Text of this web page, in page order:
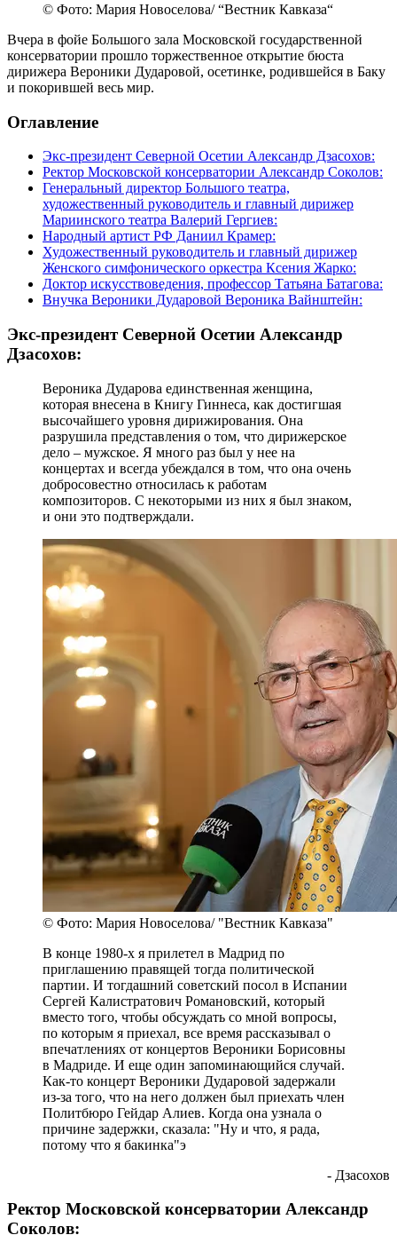
© Фото: Мария Новоселова/ “Вестник Кавказа“
Вчера в фойе Большого зала Московской государственной
консерватории прошло торжественное открытие бюста
дирижера Вероники Дударовой, осетинке, родившейся в Баку
и покорившей весь мир.
Оглавление
Экс-президент Северной Осетии Александр Дзасохов:
Ректор Московской консерватории Александр Соколов:
Генеральный директор Большого театра,
художественный руководитель и главный дирижер
Мариинского театра Валерий Гергиев:
Народный артист РФ Даниил Крамер:
Художественный руководитель и главный дирижер
Женского симфонического оркестра Ксения Жарко:
Доктор искусствоведения, профессор Татьяна Батагова:
Внучка Вероники Дударовой Вероника Вайнштейн:
Экс-президент Северной Осетии Александр
Дзасохов:
Вероника Дударова единственная женщина,
которая внесена в Книгу Гиннеса, как достигшая
высочайшего уровня дирижирования. Она
разрушила представления о том, что дирижерское
дело – мужское. Я много раз был у нее на
концертах и всегда убеждался в том, что она очень
добросовестно относилась к работам
композиторов. С некоторыми из них я был знаком,
и они это подтверждали.
© Фото: Мария Новоселова/ "Вестник Кавказа"
В конце 1980-х я прилетел в Мадрид по
приглашению правящей тогда политической
партии. И тогдашний советский посол в Испании
Сергей Калистратович Романовский, который
вместо того, чтобы обсуждать со мной вопросы,
по которым я приехал, все время рассказывал о
впечатлениях от концертов Вероники Борисовны
в Мадриде. И еще один запоминающийся случай.
Как-то концерт Вероники Дударовой задержали
из-за того, что на него должен был приехать член
Политбюро Гейдар Алиев. Когда она узнала о
причине задержки, сказала: "Ну и что, я рада,
потому что я бакинка"э
- Дзасохов
Ректор Московской консерватории Александр
Соколов: